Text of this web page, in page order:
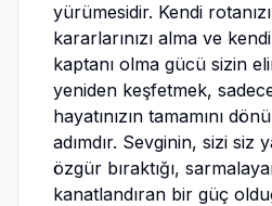
yürümesidir. Kendi
kararlarınızı alma ve
kaptanı olma gücü sizin
yeniden keşfetmek,
hayatınızın tamamını
adımdır. Sevginin, sizi siz
özgür bıraktığı,
kanatlandıran bir güç